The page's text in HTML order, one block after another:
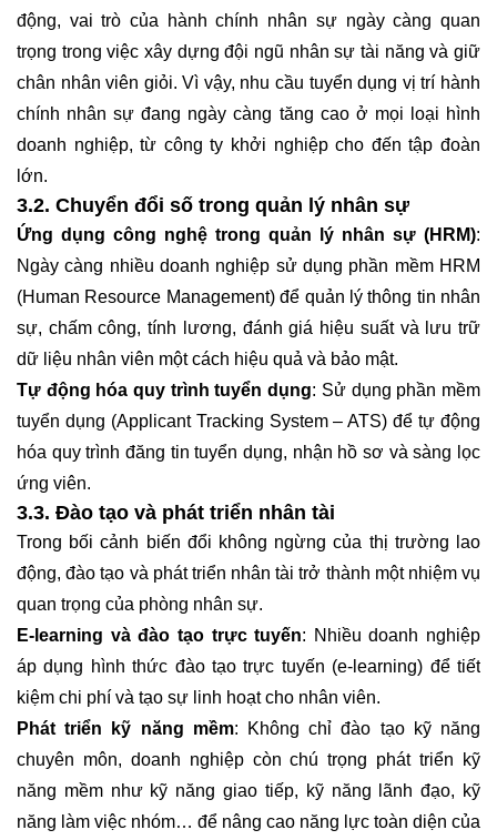
động, vai trò của hành chính nhân sự ngày càng quan
trọng trong việc xây dựng đội ngũ nhân sự tài năng và giữ
chân nhân viên giỏi. Vì vậy, nhu cầu tuyển dụng vị trí hành
chính nhân sự đang ngày càng tăng cao ở mọi loại hình
doanh nghiệp, từ công ty khởi nghiệp cho đến tập đoàn
lớn.
3.2. Chuyển đổi số trong quản lý nhân sự
Ứng dụng công nghệ trong quản lý nhân sự (HRM):
Ngày càng nhiều doanh nghiệp sử dụng phần mềm HRM
(Human Resource Management) để quản lý thông tin nhân
sự, chấm công, tính lương, đánh giá hiệu suất và lưu trữ
dữ liệu nhân viên một cách hiệu quả và bảo mật.
Tự động hóa quy trình tuyển dụng: Sử dụng phần mềm
tuyển dụng (Applicant Tracking System – ATS) để tự động
hóa quy trình đăng tin tuyển dụng, nhận hồ sơ và sàng lọc
ứng viên.
3.3. Đào tạo và phát triển nhân tài
Trong bối cảnh biến đổi không ngừng của thị trường lao
động, đào tạo và phát triển nhân tài trở thành một nhiệm vụ
quan trọng của phòng nhân sự.
E-learning và đào tạo trực tuyến: Nhiều doanh nghiệp
áp dụng hình thức đào tạo trực tuyến (e-learning) để tiết
kiệm chi phí và tạo sự linh hoạt cho nhân viên.
Phát triển kỹ năng mềm: Không chỉ đào tạo kỹ năng
chuyên môn, doanh nghiệp còn chú trọng phát triển kỹ
năng mềm như kỹ năng giao tiếp, kỹ năng lãnh đạo, kỹ
năng làm việc nhóm… để nâng cao năng lực toàn diện của